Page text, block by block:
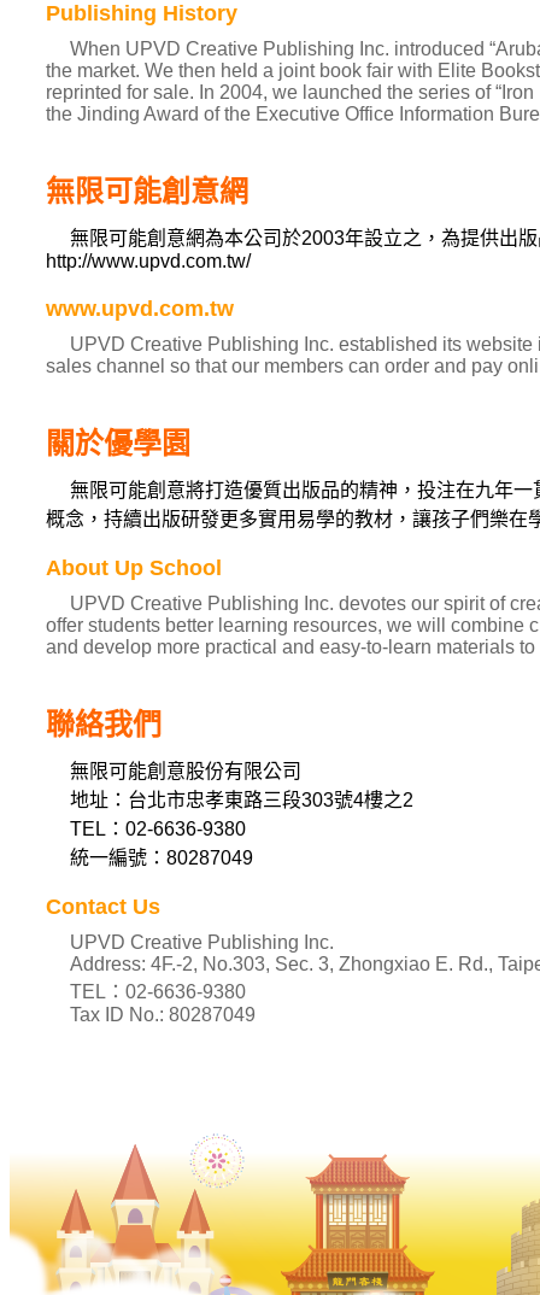
Publishing History
When UPVD Creative Publishing Inc. introduced
the market. We then held a joint book fair with Elite
reprinted for sale. In 2004, we launched the series of
the Jinding Award of the Executive Office Information
無限可能創意網
無限可能創意網為本公司於2003年設立之，為提供出
http://www.upvd.com.tw/
www.upvd.com.tw
UPVD Creative Publishing Inc. established its
sales channel so that our members can order and pay
關於優學園
無限可能創意將打造優質出版品的精神，投注在九年
概念，持續出版研發更多實用易學的教材，讓孩子們樂在
About Up School
UPVD Creative Publishing Inc. devotes our spirit of
offer students better learning resources, we will combine
and develop more practical and easy-to-learn materials
聯絡我們
無限可能創意股份有限公司
地址：台北市忠孝東路三段303號4樓之2
TEL：02-6636-9380
統一編號：80287049
Contact Us
UPVD Creative Publishing Inc.
Address: 4F.-2, No.303, Sec. 3, Zhongxiao E. Rd.,
TEL：02-6636-9380
Tax ID No.: 80287049